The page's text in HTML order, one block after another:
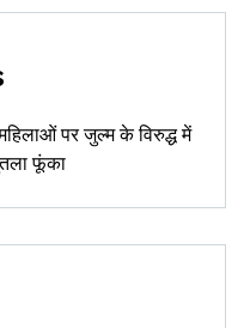
पर जुल्म के विरुद्ध में
फूंका